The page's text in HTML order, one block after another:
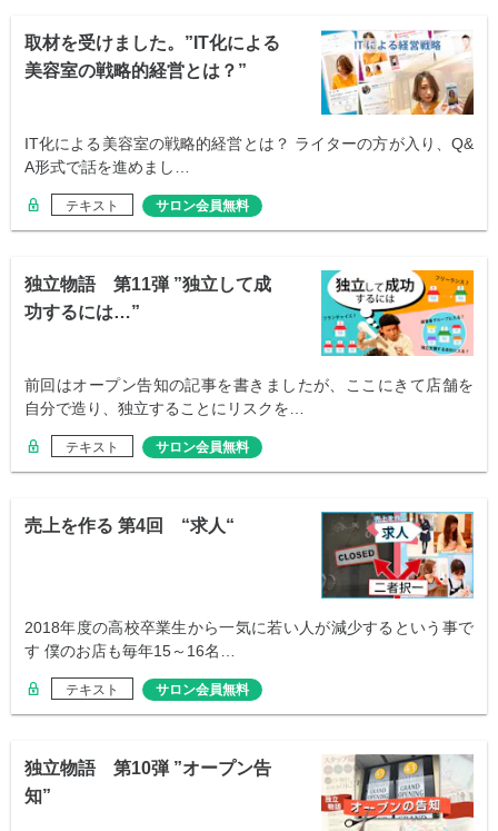
取材を受けました。”IT化による
美容室の戦略的経営とは？”
IT化による美容室の戦略的経営とは？ ライターの方が入り、Q&
A形式で話を進めまし…
テキスト サロン会員無料
独立物語 第11弾 ”独立して成
功するには…”
前回はオープン告知の記事を書きましたが、ここにきて店舗を
自分で造り、独立することにリスクを…
テキスト サロン会員無料
売上を作る 第4回 “求人“
2018年度の高校卒業生から一気に若い人が減少するという事で
す 僕のお店も毎年15～16名…
テキスト サロン会員無料
独立物語 第10弾 ”オープン告
知”